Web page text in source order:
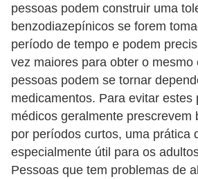
pessoas podem construir uma
benzodiazepínicos se forem
período de tempo e podem
vez maiores para obter o mesmo
pessoas podem se tornar
medicamentos. Para evitar estes
médicos geralmente prescrevem
por períodos curtos, uma prática
especialmente útil para os
Pessoas que tem problemas de